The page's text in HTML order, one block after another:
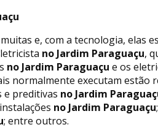
e, com a tecnologia, elas
no Jardim Paraguaçu,
no Jardim Paraguaçu e os
normalmente executam estão
e preditivas no Jardim
no Jardim Paraguaçu
; entre outros.